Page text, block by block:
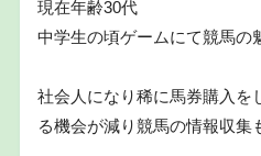
現在年齢30代
中学生の頃ゲームにて競馬の
社会人になり稀に馬券購入を
る機会が減り競馬の情報収集